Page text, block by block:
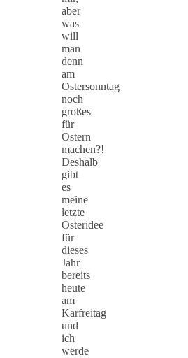
aber
was
will
man
denn
am
Ostersonntag
noch
großes
für
Ostern
machen?!
Deshalb
gibt
es
meine
letzte
Osteridee
für
dieses
Jahr
bereits
heute
am
Karfreitag
und
ich
werde